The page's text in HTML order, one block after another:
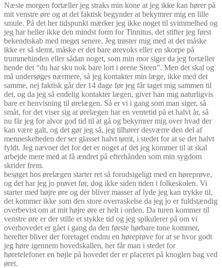
Næste morgen fortæller jeg straks min kone at jeg ikke kan hører på
mit venstre øre og at det faktisk begynder at bekymrer mig en lille
smule. På det her tidspunkt mærker jeg ikke noget til svimmelhed og
jeg har heller ikke den mindst form for Tinnitus, det stifter jeg først
bekendtskab med meget senere. Jeg trøster mig med at det måske
ikke er så slemt, måske er det bare ørevoks eller en skorpe på
trummehinden eller sådan noget, som min mor siger da jeg fortæller
hende det “du har sku nok bare lort i ørene Steen”. Men det skal og
må undersøges nærmere, så jeg kontakter min læge, ikke med det
samme, nej faktisk går der 14 dage før jeg får taget mig sammen til
det, og da jeg så endelig kontakter lægen, giver han mig naturligvis
bare er henvisning til ørelægen. Så er vi i gang som man siger, så
småt, for det viser sig at ørelægen har en ventetid på et halvt år, så
nu får jeg for alvor god tid til at gå og bekymrer mig over hvad der
kan være galt, og det gør jeg så, jeg tilhører desværre den del af
menneskeheden der ser glasset halvt tømt, i stedet for at se det halvt
fyldt. Jeg nævner det for det er noget af det jeg kommer til at skal
arbejde mere med at få ændret på efterhånden som min sygdom
skrider frem.
besøget hos ørelægen starter ret så forudsigeligt med en høreprøve,
og det har jeg jo prøvet før, dog ikke siden tiden i folkeskolen. Vi
starter med højre øre og der bliver masser af lyde jeg kan trykke til,
det kommer ikke som den store overraskelse da jeg jo er fuldstændig
overbevist om at mit højre øre er helt i orden. Da turen kommer til
venstre øre er der stille et stykke tid og jeg spikulerer på om vi
overhovedet er gået i gang da den første hørbare tone kommer,
herefter bliver der foretaget endnu en høreprøve for at se hvor godt
jeg høre igennem hovedskallen, her får man i stedet for
høretelefoner en bøjle på hovedet der er placeret på knoglen bag ved
øret.